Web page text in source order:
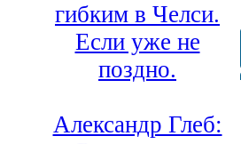
гибким в Челси.
Если уже не
поздно.
Александр Глеб: